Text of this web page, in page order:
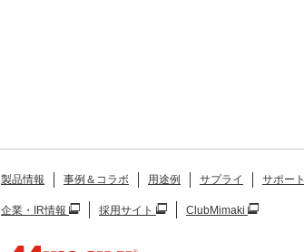
製品情報 事例＆コラボ 用途例 サプライ サポート
企業・IR情報 採用サイト ClubMimaki